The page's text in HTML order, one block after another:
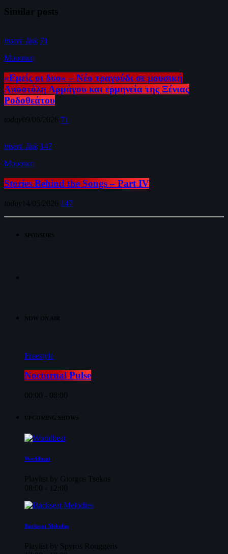
Similar posts
insert_link 71
Μουσικη
«Εμείς οι δυο» – Νέο τραγούδι σε μουσική
Αποστόλη Αρμάγου και ερμηνεία της Ξένιας
Ροδοθεάτου
today09/06/2026 71
insert_link 147
Μουσικη
Stories Behind the Songs – Part IV
today 14/05/2026 147
SPONSORS
NOW ON AIR
Freestyle
Nocturnal Pulse
00:00 - 08:00
UPCOMING SHOWS
Worldbeat
Playlist by Giorgos Tsekos
08:00 - 12:00
Backseat Melodies
Playlist by Spyros Rouggeris